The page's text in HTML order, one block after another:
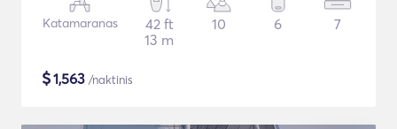
Katamaranas
42 ft
13 m
10 6 7
$1,563 /naktinis